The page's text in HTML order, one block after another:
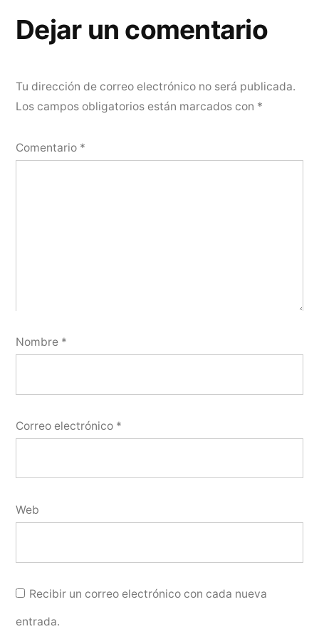
Dejar un comentario
Tu dirección de correo electrónico no será publicada.
Los campos obligatorios están marcados con *
Comentario *
Nombre *
Correo electrónico *
Web
Recibir un correo electrónico con cada nueva
entrada.